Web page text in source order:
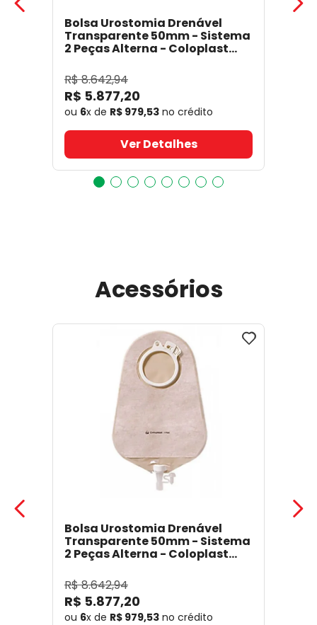
Bolsa Urostomia Drenável
Transparente 50mm - Sistema
2 Peças Alterna - Coloplast
R$8.642,94
R$ 5.877,20
ou 6x de R$ 979,53 no crédito
Ver Detalhes
Acessórios
Bolsa Urostomia Drenável
Transparente 50mm - Sistema
2 Peças Alterna - Coloplast
R$8.642,94
R$ 5.877,20
ou 6x de R$ 979,53 no crédito